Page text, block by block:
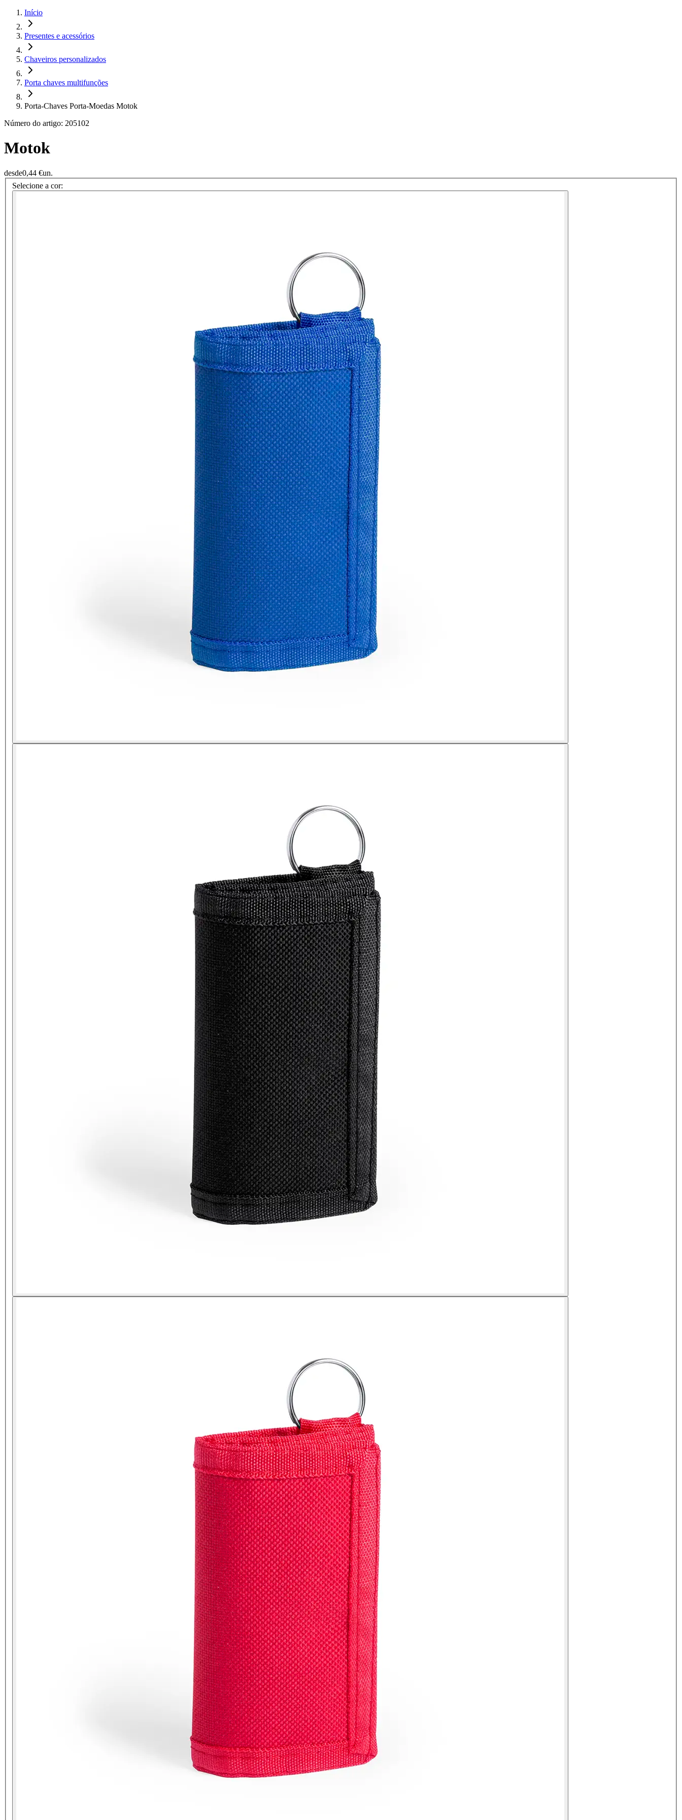
Início
Presentes e acessórios
Chaveiros personalizados
Porta chaves multifunções
Porta-Chaves Porta-Moedas Motok
Número do artigo: 205102
Motok
desde0,44 €un.
Selecione a cor: